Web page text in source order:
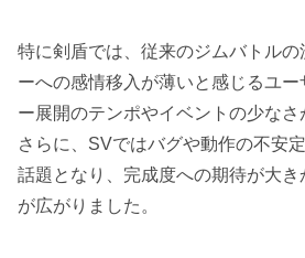
特に剣盾では、従来のジムバトルの
ーへの感情移入が薄いと感じるユー
ー展開のテンポやイベントの少なさ
さらに、SVではバグや動作の不安
話題となり、完成度への期待が大
が広がりました。